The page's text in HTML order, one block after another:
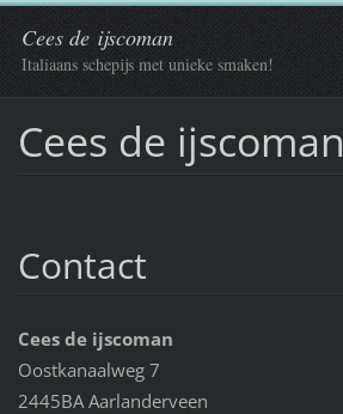
Cees de ijscoman
Italiaans schepijs met unieke smaken!
Cees de ijscoman
Contact
Cees de ijscoman
Oostkanaalweg 7
2445BA Aarlanderveen